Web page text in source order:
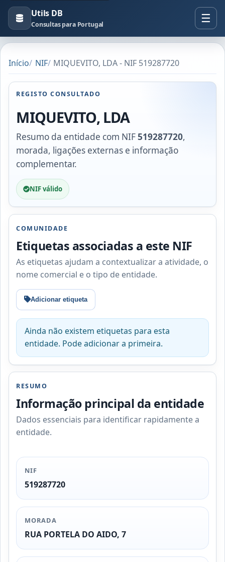
Utils DB
Consultas para Portugal
Início NIF MIQUEVITO, LDA - NIF 519287720
REGISTO CONSULTADO
MIQUEVITO, LDA
Resumo da entidade com NIF519287720,
morada, ligações externas e informação
complementar.
NIF válido
COMUNIDADE
Etiquetas associadas a este NIF
As etiquetas ajudam a contextualizar a atividade, o
nome comercial e o tipo de entidade.
Adicionar etiqueta
Ainda não existem etiquetas para esta
entidade. Pode adicionar a primeira.
RESUMO
Informação principal da entidade
Dados essenciais para identificar rapidamente a
entidade.
NIF
519287720
MORADA
RUA PORTELA DO AIDO, 7